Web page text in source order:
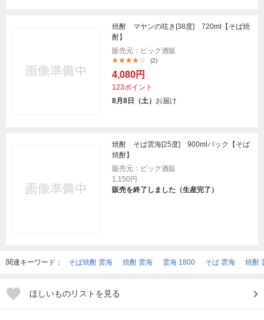
焼酎 マヤンの呟き[38度] 720ml【そば焼
酎】
販売元：ビック酒販
(2)
4,080円
123ポイント
8月8日（土） お届け
焼酎 そば雲海[25度] 900mlパック【そば
焼酎】
販売元：ビック酒販
1,150円
販売を終了しました（生産完了）
関連キーワード： そば焼酎 雲海 焼酎 雲海 雲海 1800 そば 雲海 焼酎
ほしいものリストを見る